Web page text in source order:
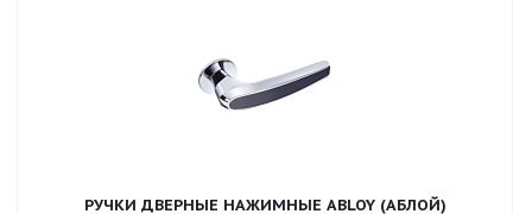
РУЧКИ ДВЕРНЫЕ НАЖИМНЫЕ ABLOY (АБЛОЙ)